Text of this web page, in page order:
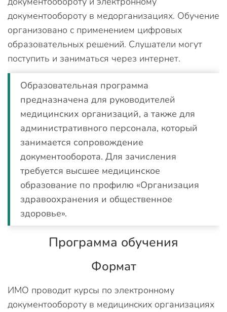
документообороту в медорганизациях. Обучение
организовано с применением цифровых
образовательных решений. Слушатели могут
поступить и заниматься через интернет.
Образовательная программа
предназначена для руководителей
медицинских организаций, а также для
административного персонала, который
занимается сопровождение
документооборота. Для зачисления
требуется высшее медицинское
образование по профилю «Организация
здравоохранения и общественное
здоровье».
Программа обучения
Формат
ИМО проводит курсы по электронному
документообороту в медицинских организациях